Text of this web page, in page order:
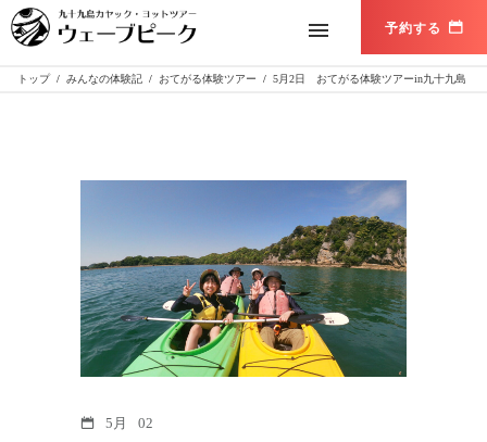
トップ / みんなの体験記 / おてがる体験ツアー / 5月2日 おてがる体験ツアーin九十九島
5月 02